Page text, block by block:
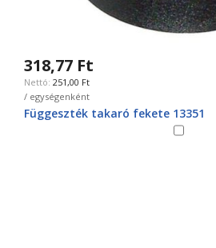
318,77 Ft
251,00 Ft
/ egységenként
Függeszték takaró fekete 13351